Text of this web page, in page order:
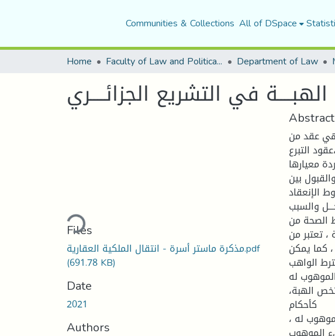
Communities & Collections All of DSpace
Home Faculty of Law and Political Science Department of Law
الھبــــة في التشریع الجزائــــري
Loading...
Files
مذكرة ماستر أسرة - انتقال الملكية العقارية.pdf
(691.78 KB)
Date
2021
Authors
Abstract
هي عقد من
عقود التبرع،
معیارها
بین
الإنعقاد
والسبب
الصحة من
، تعتبر من
كما یمكن
الواهب
له.
الهبة،
كأحكام
له ،